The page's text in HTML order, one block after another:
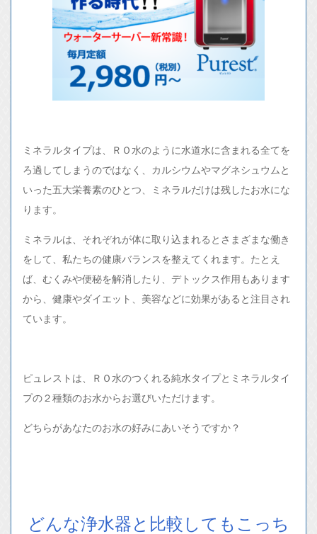
ミネラルタイプは、ＲＯ水のように水道水に含まれる全てを
ろ過してしまうのではなく、カルシウムやマグネシュウムと
いった五大栄養素のひとつ、ミネラルだけは残したお水にな
ります。
ミネラルは、それぞれが体に取り込まれるとさまざまな働き
をして、私たちの健康バランスを整えてくれます。たとえ
ば、むくみや便秘を解消したり、デトックス作用もあります
から、健康やダイエット、美容などに効果があると注目され
ています。
ピュレストは、ＲＯ水のつくれる純水タイプとミネラルタイ
プの２種類のお水からお選びいただけます。
どちらがあなたのお水の好みにあいそうですか？
どんな浄水器と比較してもこっち